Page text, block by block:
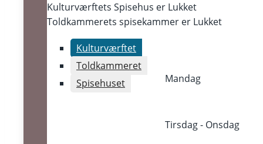
Kulturværftets Spisehus er Lukket
Toldkammerets spisekammer er Lukket
Kulturværftet
Toldkammeret
Spisehuset
Mandag
Tirsdag - Onsdag
Tirsdagskoncerter
Din weekend starter Tirsdag.
Tirsdagskoncerterne opleve